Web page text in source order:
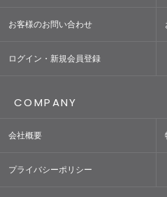
お客様のお問い合わせ
ログイン・新規会員登録
COMPANY
会社概要
プライバシーポリシー